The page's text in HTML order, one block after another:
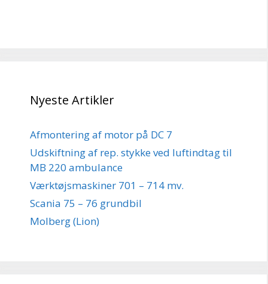
Nyeste Artikler
Afmontering af motor på DC 7
Udskiftning af rep. stykke ved luftindtag til
MB 220 ambulance
Værktøjsmaskiner 701 – 714 mv.
Scania 75 – 76 grundbil
Molberg (Lion)